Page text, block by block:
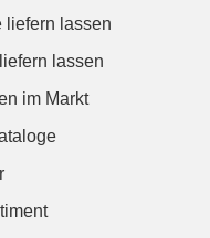
liefern lassen
lassen
im Markt